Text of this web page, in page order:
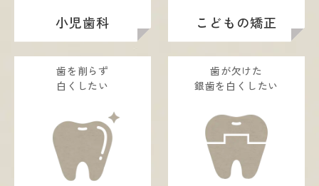
小児歯科 こどもの矯正
歯を削らず
白くしたい
歯が欠けた
銀歯を白くしたい